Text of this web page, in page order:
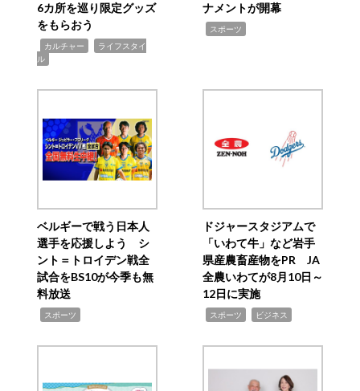
6カ所を巡り限定グッズ
をもらおう
カルチャー
ライフスタイ
ル
ナメントが開幕
スポーツ
ベルギーで戦う日本人
選手を応援しよう シ
ント＝トロイデン戦全
試合をBS10が今季も無
料放送
スポーツ
ドジャースタジアムで
「いわて牛」など岩手
県産農畜産物をPR JA
全農いわてが8月10日～
12日に実施
スポーツ ビジネス